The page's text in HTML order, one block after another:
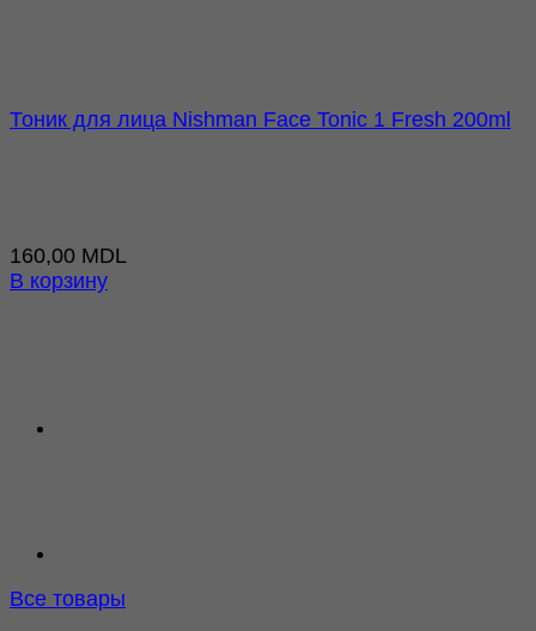
Тоник для лица Nishman Face Tonic 1 Fresh 200ml
160,00 MDL
В корзину
Все товары